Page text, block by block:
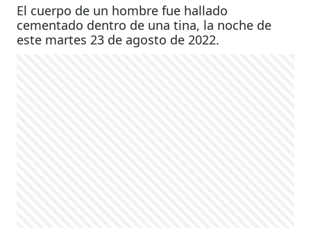
El cuerpo de un hombre fue hallado
cementado dentro de una tina, la noche de
este martes 23 de agosto de 2022.